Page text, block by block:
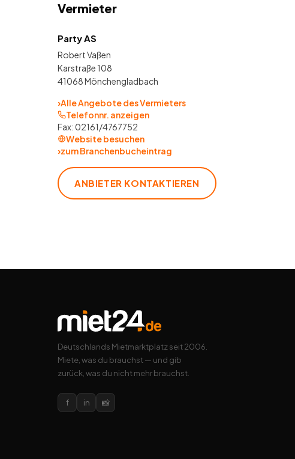
Vermieter
Party AS
Robert Vaßen
Karstraße 108
41068 Mönchengladbach
›Alle Angebote des Vermieters
Telefonnr. anzeigen
Fax:02161/4767752
Website besuchen
›zum Branchenbucheintrag
ANBIETER KONTAKTIEREN
Deutschlands Mietmarktplatz seit 2006.
Miete, was du brauchst — und gib
zurück, was du nicht mehr brauchst.
f in 📸